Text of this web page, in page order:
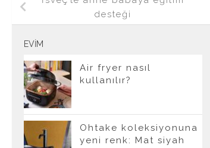
desteği
EVIM
Air fryer nasıl
kullanılır?
Ohtake koleksiyonuna
yeni renk: Mat siyah